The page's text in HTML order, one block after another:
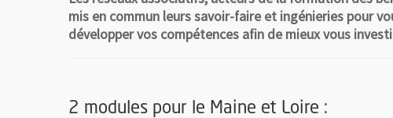
mis en commun leurs savoir-faire et ingénieries pour
développer vos compétences afin de mieux vous
2 modules pour le Maine et Loire :